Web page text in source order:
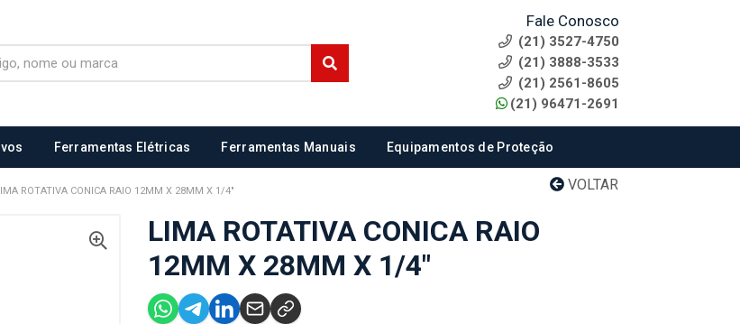
Fale Conosco
(21) 3527-4750
(21) 3888-3533
(21) 2561-8605
(21) 96471-2691
Ferramentas Elétricas Ferramentas Manuais Equipamentos de Proteção
VOLTAR
ROTATIVA CONICA RAIO 12MM X 28MM X 1/4"
LIMA ROTATIVA CONICA RAIO
12MM X 28MM X 1/4"